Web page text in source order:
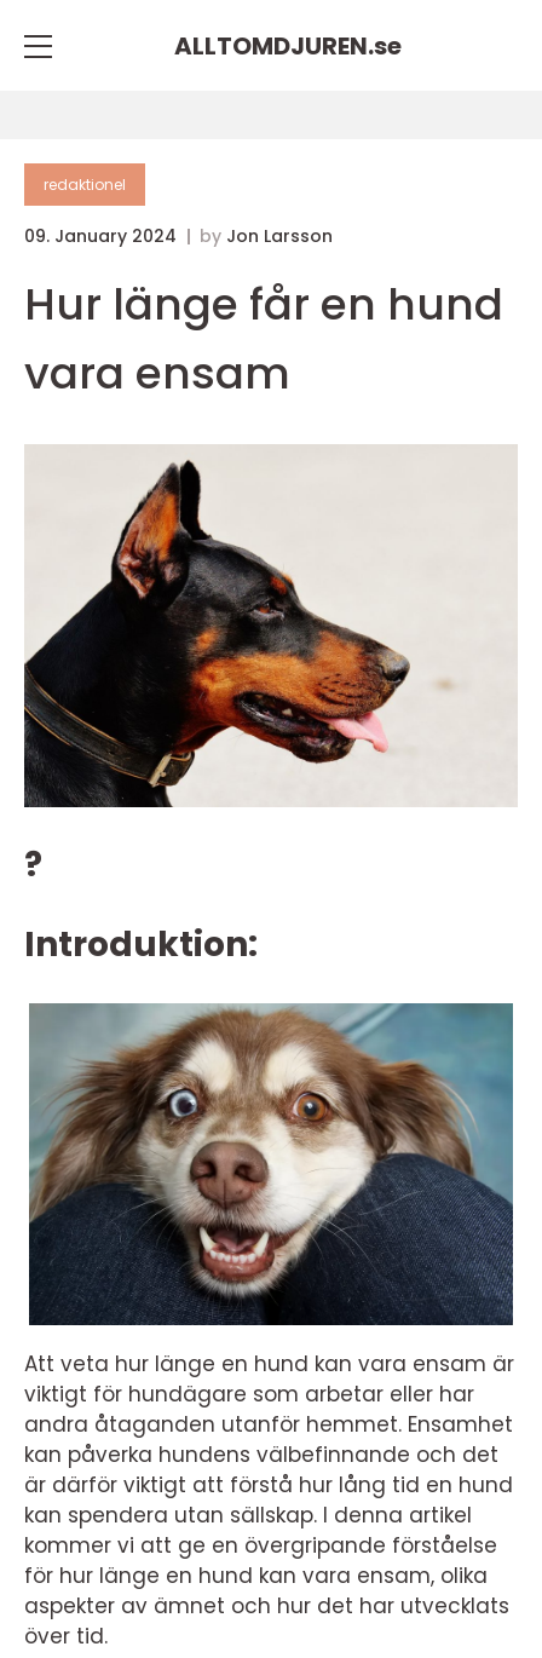
ALLTOMDJUREN.se
redaktionel
09. January 2024 by Jon Larsson
Hur länge får en hund
vara ensam
?
Introduktion:
Att veta hur länge en hund kan vara ensam är
viktigt för hundägare som arbetar eller har
andra åtaganden utanför hemmet. Ensamhet
kan påverka hundens välbefinnande och det
är därför viktigt att förstå hur lång tid en hund
kan spendera utan sällskap. I denna artikel
kommer vi att ge en övergripande förståelse
för hur länge en hund kan vara ensam, olika
aspekter av ämnet och hur det har utvecklats
över tid.